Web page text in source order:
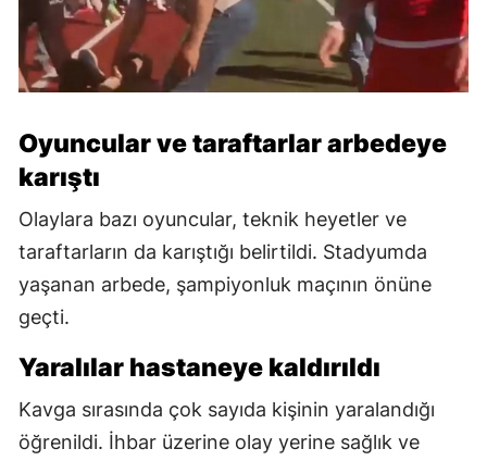
Oyuncular ve taraftarlar arbedeye
karıştı
Olaylara bazı oyuncular, teknik heyetler ve
taraftarların da karıştığı belirtildi. Stadyumda
yaşanan arbede, şampiyonluk maçının önüne
geçti.
Yaralılar hastaneye kaldırıldı
Kavga sırasında çok sayıda kişinin yaralandığı
öğrenildi. İhbar üzerine olay yerine sağlık ve